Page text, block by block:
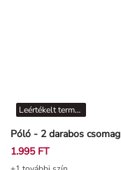
Póló - 2 darabos csomag
Leértékelt termékek
1.995 FT